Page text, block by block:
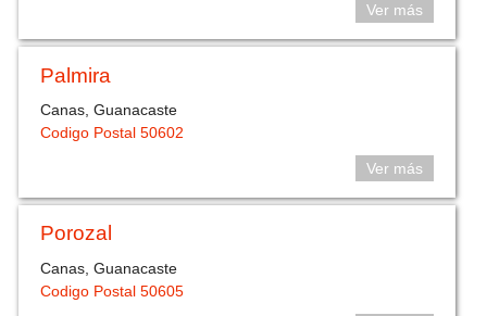
Ver más
Palmira
Canas, Guanacaste
Codigo Postal 50602
Ver más
Porozal
Canas, Guanacaste
Codigo Postal 50605